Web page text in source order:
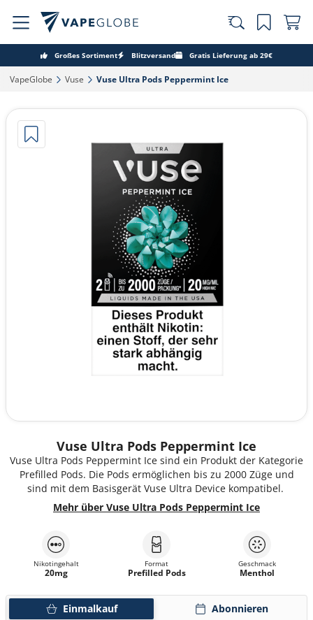
Großes Sortiment Blitzversand Gratis Lieferung ab 29€
VapeGlobe‎ Vuse‎ Vuse Ultra Pods Peppermint Ice‎
Vuse Ultra Pods Peppermint Ice
Vuse Ultra Pods Peppermint Ice sind ein Produkt der Kategorie
Prefilled Pods. Die Pods ermöglichen bis zu 2000 Züge und
sind mit dem Basisgerät Vuse Ultra Device kompatibel.
Mehr über Vuse Ultra Pods Peppermint Ice
Einmalkauf Abonnieren
Nikotingehalt
20mg
Format
Prefilled Pods
Geschmack
Menthol